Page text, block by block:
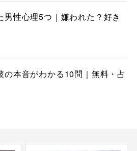
性心理5つ｜嫌われた？好き
の本音がわかる10問｜無料・占